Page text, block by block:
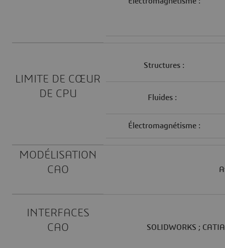
LIMITE DE CŒUR
DE CPU
Structures :
Fluides :
Électromagnétisme :
MODÉLISATION
CAO
INTERFACES
CAO
SOLIDWORKS ;